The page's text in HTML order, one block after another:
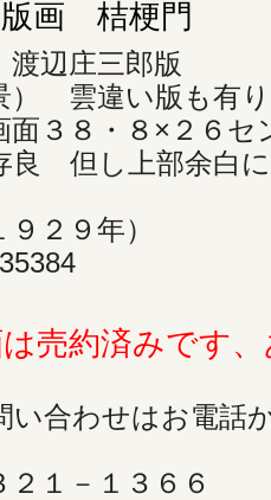
版画 桔梗門
辺庄三郎版
） 雲違い版も有り
３８・８×２６セ
良 但し上部余白
２９年）
売約済みです
い合わせはお電話
１－１３６６